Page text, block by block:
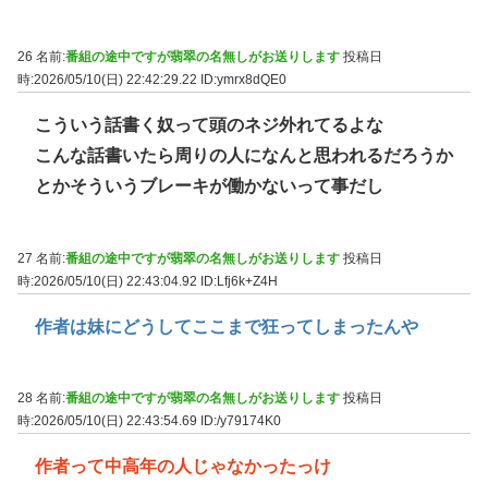
26 名前:番組の途中ですが翡翠の名無しがお送りします 投稿日
時:2026/05/10(日) 22:42:29.22
ID:ymrx8dQE0
こういう話書く奴って頭のネジ外れてるよな
こんな話書いたら周りの人になんと思われるだろうか
とかそういうブレーキが働かないって事だし
27 名前:番組の途中ですが翡翠の名無しがお送りします 投稿日
時:2026/05/10(日) 22:43:04.92 ID:Lfj6k+Z4H
作者は妹にどうしてここまで狂ってしまったんや
28 名前:番組の途中ですが翡翠の名無しがお送りします 投稿日
時:2026/05/10(日) 22:43:54.69
ID:/y79174K0
作者って中高年の人じゃなかったっけ